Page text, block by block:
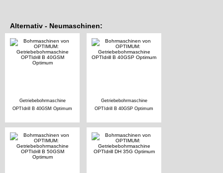
Alternativ - Neumaschinen:
Getriebebohrmaschine
OPTIdrill B 40GSM Optimum
Getriebebohrmaschine
OPTIdrill B 40GSP Optimum